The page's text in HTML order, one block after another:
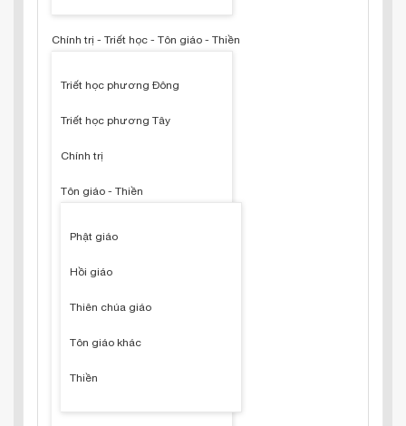
Chính trị - Triết học - Tôn giáo - Thiền
Triết học phương Đông
Triết học phương Tây
Chính trị
Tôn giáo - Thiền
Phật giáo
Hồi giáo
Thiên chúa giáo
Tôn giáo khác
Thiền